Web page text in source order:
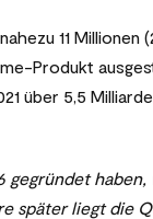
11
Produkt
über 5,5
gegründet
später liegt die